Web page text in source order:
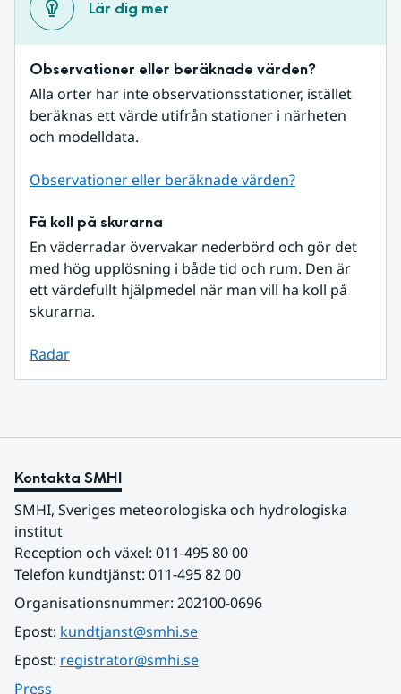
Lär dig mer
Observationer eller beräknade värden?
Alla orter har inte observationsstationer, istället
beräknas ett värde utifrån stationer i närheten
och modelldata.
Observationer eller beräknade värden?
Få koll på skurarna
En väderradar övervakar nederbörd och gör det
med hög upplösning i både tid och rum. Den är
ett värdefullt hjälpmedel när man vill ha koll på
skurarna.
Radar
Kontakta SMHI
SMHI, Sveriges meteorologiska och hydrologiska
institut
Reception och växel: 011-495 80 00
Telefon kundtjänst: 011-495 82 00
Organisationsnummer: 202100-0696
Epost: kundtjanst@smhi.se
Epost: registrator@smhi.se
Press